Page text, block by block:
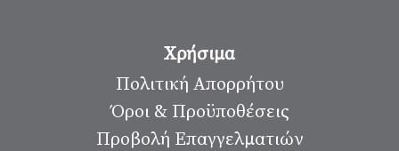
Χρήσιμα
Πολιτική Απορρήτου
Όροι & Προϋποθέσεις
Προβολή Επαγγελματιών